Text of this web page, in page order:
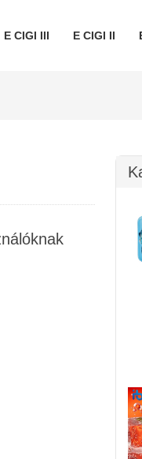
E CIGI III E CIGI II